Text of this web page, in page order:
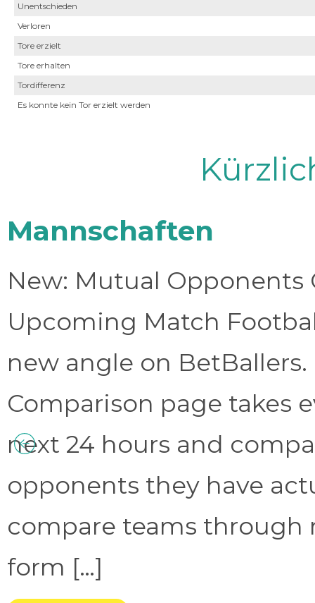
Unentschieden
Verloren
Tore erzielt
Tore erhalten
Tordifferenz
Es konnte kein Tor erzielt werden
Mannschaften
New: Mutual Opponents
Upcoming Match
new angle on
Comparison page takes
next 24 hours and
opponents they have
compare teams through
form […]